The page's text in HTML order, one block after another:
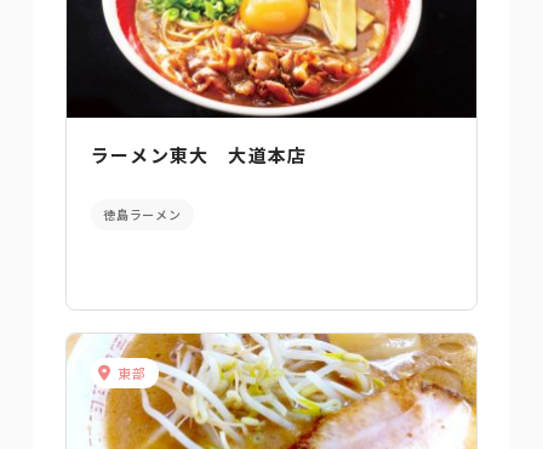
ラーメン東大 大道本店
徳島ラーメン
東部